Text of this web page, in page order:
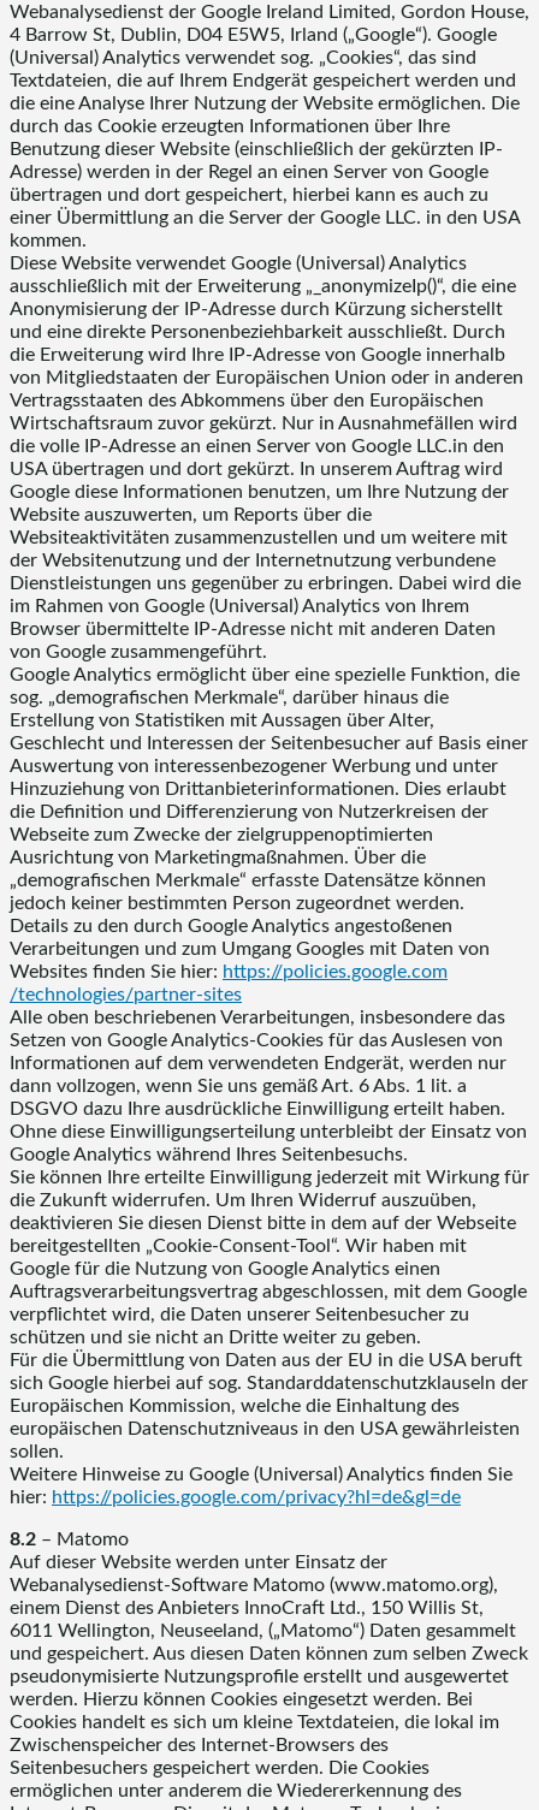
Webanalysedienst der Google Ireland Limited, Gordon House,
4 Barrow St, Dublin, D04 E5W5, Irland („Google“). Google
(Universal) Analytics verwendet sog. „Cookies“, das sind
Textdateien, die auf Ihrem Endgerät gespeichert werden und
die eine Analyse Ihrer Nutzung der Website ermöglichen. Die
durch das Cookie erzeugten Informationen über Ihre
Benutzung dieser Website (einschließlich der gekürzten IP-
Adresse) werden in der Regel an einen Server von Google
übertragen und dort gespeichert, hierbei kann es auch zu
einer Übermittlung an die Server der Google LLC. in den USA
kommen.
Diese Website verwendet Google (Universal) Analytics
ausschließlich mit der Erweiterung „_anonymizeIp()“, die eine
Anonymisierung der IP-Adresse durch Kürzung sicherstellt
und eine direkte Personenbeziehbarkeit ausschließt. Durch
die Erweiterung wird Ihre IP-Adresse von Google innerhalb
von Mitgliedstaaten der Europäischen Union oder in anderen
Vertragsstaaten des Abkommens über den Europäischen
Wirtschaftsraum zuvor gekürzt. Nur in Ausnahmefällen wird
die volle IP-Adresse an einen Server von Google LLC.in den
USA übertragen und dort gekürzt. In unserem Auftrag wird
Google diese Informationen benutzen, um Ihre Nutzung der
Website auszuwerten, um Reports über die
Websiteaktivitäten zusammenzustellen und um weitere mit
der Websitenutzung und der Internetnutzung verbundene
Dienstleistungen uns gegenüber zu erbringen. Dabei wird die
im Rahmen von Google (Universal) Analytics von Ihrem
Browser übermittelte IP-Adresse nicht mit anderen Daten
von Google zusammengeführt.
Google Analytics ermöglicht über eine spezielle Funktion, die
sog. „demografischen Merkmale“, darüber hinaus die
Erstellung von Statistiken mit Aussagen über Alter,
Geschlecht und Interessen der Seitenbesucher auf Basis einer
Auswertung von interessenbezogener Werbung und unter
Hinzuziehung von Drittanbieterinformationen. Dies erlaubt
die Definition und Differenzierung von Nutzerkreisen der
Webseite zum Zwecke der zielgruppenoptimierten
Ausrichtung von Marketingmaßnahmen. Über die
„demografischen Merkmale“ erfasste Datensätze können
jedoch keiner bestimmten Person zugeordnet werden.
Details zu den durch Google Analytics angestoßenen
Verarbeitungen und zum Umgang Googles mit Daten von
Websites finden Sie hier: https://policies.google.com
/technologies/partner-sites
Alle oben beschriebenen Verarbeitungen, insbesondere das
Setzen von Google Analytics-Cookies für das Auslesen von
Informationen auf dem verwendeten Endgerät, werden nur
dann vollzogen, wenn Sie uns gemäß Art. 6 Abs. 1 lit. a
DSGVO dazu Ihre ausdrückliche Einwilligung erteilt haben.
Ohne diese Einwilligungserteilung unterbleibt der Einsatz von
Google Analytics während Ihres Seitenbesuchs.
Sie können Ihre erteilte Einwilligung jederzeit mit Wirkung für
die Zukunft widerrufen. Um Ihren Widerruf auszuüben,
deaktivieren Sie diesen Dienst bitte in dem auf der Webseite
bereitgestellten „Cookie-Consent-Tool“. Wir haben mit
Google für die Nutzung von Google Analytics einen
Auftragsverarbeitungsvertrag abgeschlossen, mit dem Google
verpflichtet wird, die Daten unserer Seitenbesucher zu
schützen und sie nicht an Dritte weiter zu geben.
Für die Übermittlung von Daten aus der EU in die USA beruft
sich Google hierbei auf sog. Standarddatenschutzklauseln der
Europäischen Kommission, welche die Einhaltung des
europäischen Datenschutzniveaus in den USA gewährleisten
sollen.
Weitere Hinweise zu Google (Universal) Analytics finden Sie
hier: https://policies.google.com/privacy?hl=de&gl=de
8.2 – Matomo
Auf dieser Website werden unter Einsatz der
Webanalysedienst-Software Matomo (www.matomo.org),
einem Dienst des Anbieters InnoCraft Ltd., 150 Willis St,
6011 Wellington, Neuseeland, („Matomo“) Daten gesammelt
und gespeichert. Aus diesen Daten können zum selben Zweck
pseudonymisierte Nutzungsprofile erstellt und ausgewertet
werden. Hierzu können Cookies eingesetzt werden. Bei
Cookies handelt es sich um kleine Textdateien, die lokal im
Zwischenspeicher des Internet-Browsers des
Seitenbesuchers gespeichert werden. Die Cookies
ermöglichen unter anderem die Wiedererkennung des